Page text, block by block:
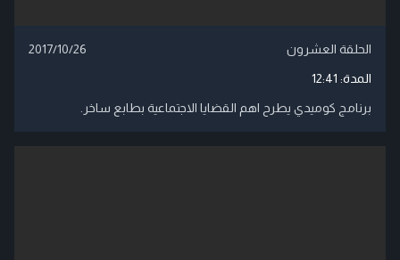
الحلقة العشرون 2017/10/26
المدة: 12:41
برنامج كوميدي يطرح اهم القضايا الاجتماعية بطابع ساخر.